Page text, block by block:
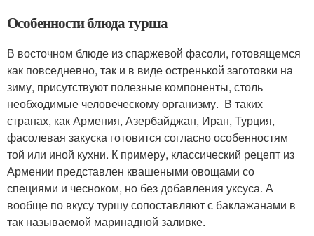
Особенности блюда турша
В восточном блюде из спаржевой фасоли, готовящемся
как повседневно, так и в виде остренькой заготовки на
зиму, присутствуют полезные компоненты, столь
необходимые человеческому организму. В таких
странах, как Армения, Азербайджан, Иран, Турция,
фасолевая закуска готовится согласно особенностям
той или иной кухни. К примеру, классический рецепт из
Армении представлен квашеными овощами со
специями и чесноком, но без добавления уксуса. А
вообще по вкусу туршу сопоставляют с баклажанами в
так называемой маринадной заливке.